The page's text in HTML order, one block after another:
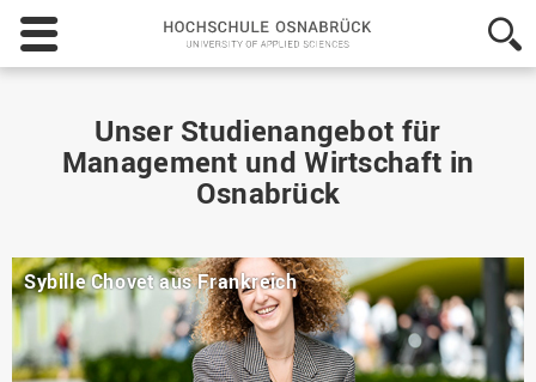
Hochschule
Osnabrück
-
of
Applied
Sciences
Unser Studienangebot für
Management und Wirtschaft in
Osnabrück
Sybille Chovet aus Frankreich